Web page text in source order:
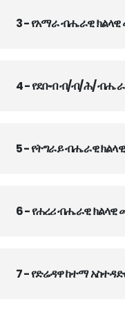
3 - የአማራ ብሔራዊ ክልላዊ
4 - የደቡብ ብ/ብ/ሕ/
5 - የትግራይ ብሔራዊ
6 - የሐረሪ ብሔራዊ ክልላዊ
7 - የድሬዳዋ ከተማ